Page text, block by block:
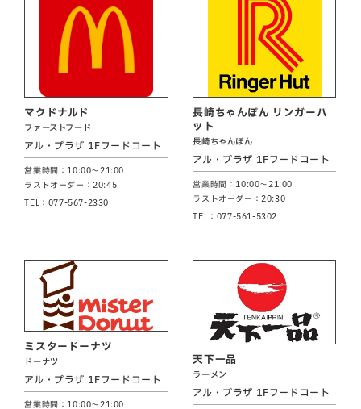
マクドナルド
ファーストフード
アル・プラザ 1Fフードコート
営業時間：10:00～21:00
ラストオーダー：20:45
TEL：077-567-2330
長崎ちゃんぽん リンガーハ
ット
長崎ちゃんぽん
アル・プラザ 1Fフードコート
営業時間：10:00～21:00
ラストオーダー：20:30
TEL：077-561-5302
ミスタードーナツ
ドーナツ
アル・プラザ 1Fフードコート
営業時間：10:00～21:00
天下一品
ラーメン
アル・プラザ 1Fフードコート